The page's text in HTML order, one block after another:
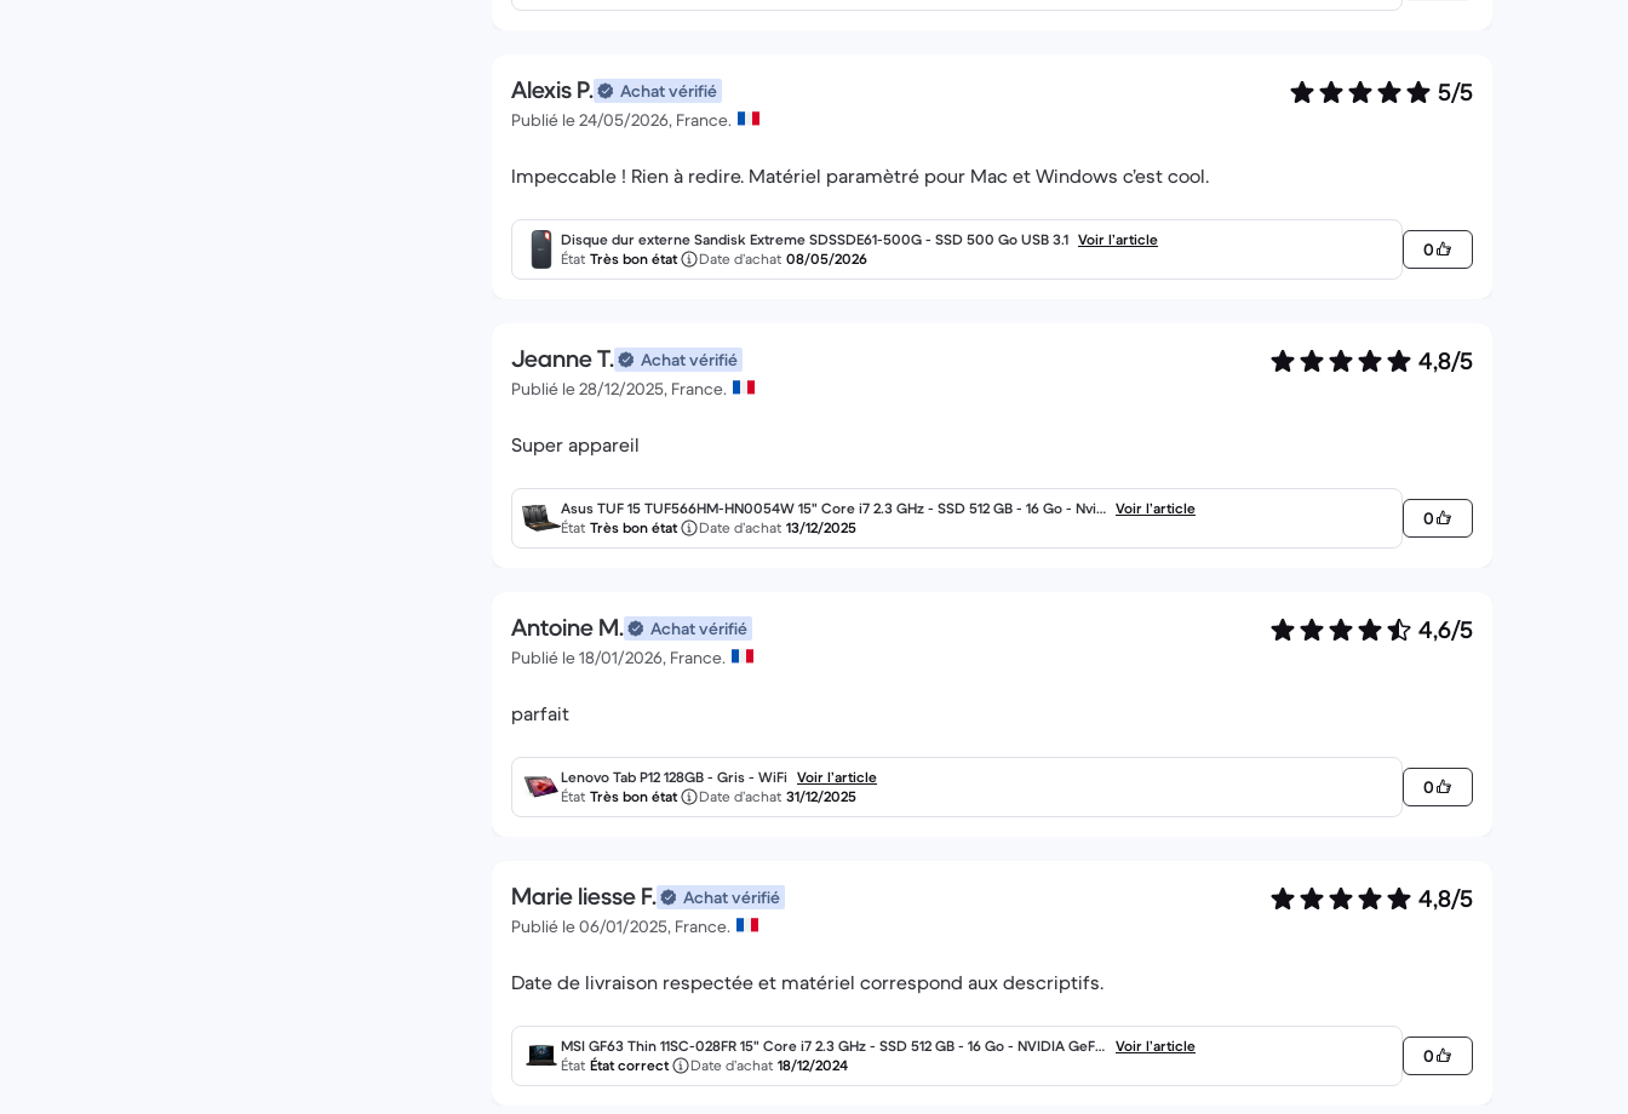
Alexis P.
Achat vérifié
Publié le 24/05/2026, France.
5/5
Impeccable ! Rien à redire. Matériel paramètré pour Mac et Windows c’est cool.
Disque dur externe Sandisk Extreme SDSSDE61-500G - SSD 500 Go USB 3.1 Voir l’article
État Très bon état Date d’achat 08/05/2026 0
Jeanne T.
Achat vérifié
Publié le 28/12/2025, France.
4,8/5
Super appareil
Asus TUF 15 TUF566HM-HN0054W 15" Core i7 2.3 GHz - SSD 512 GB - 16 Go - Nvid
ia GeForce RTX 3060 AZERTY - Français
Voir l’article
État Très bon état Date d’achat 13/12/2025 0
Antoine M.
Achat vérifié
Publié le 18/01/2026, France.
4,6/5
parfait
Lenovo Tab P12 128GB - Gris - WiFi Voir l’article
État Très bon état Date d’achat 31/12/2025 0
Marie liesse F.
Achat vérifié
Publié le 06/01/2025, France.
4,8/5
Date de livraison respectée et matériel correspond aux descriptifs.
MSI GF63 Thin 11SC-028FR 15" Core i7 2.3 GHz - SSD 512 GB - 16 Go - NVIDIA GeFo
rce GTX 1650 AZERTY - Français
Voir l’article
État État correct Date d’achat 18/12/2024 0